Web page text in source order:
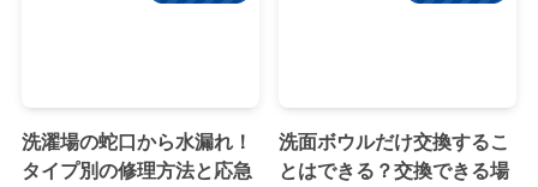
洗濯場の蛇口から水漏れ！
タイプ別の修理方法と応急
洗面ボウルだけ交換するこ
とはできる？交換できる場